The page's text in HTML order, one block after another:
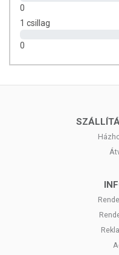
lépje túl! Ne használja
használja a készítményt,
a használatát!
0
1 csillag
0